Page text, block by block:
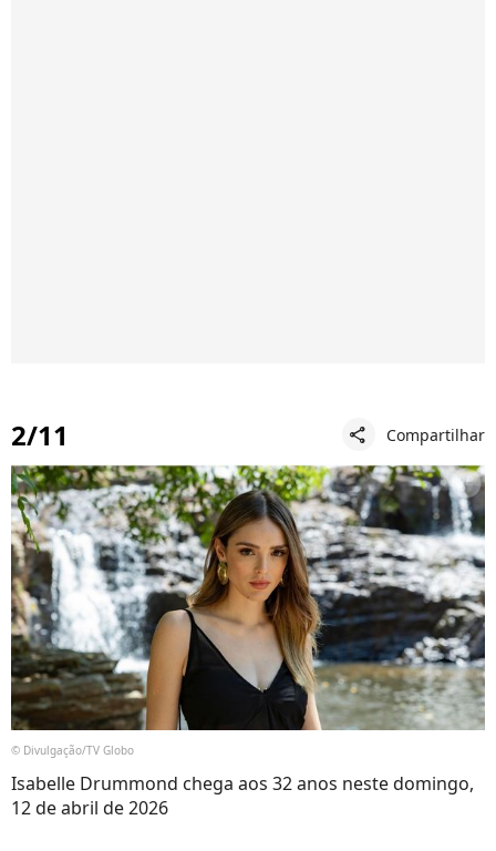
2/11 share Compartilhar
© Divulgação/TV Globo
Isabelle Drummond chega aos 32 anos neste domingo,
12 de abril de 2026